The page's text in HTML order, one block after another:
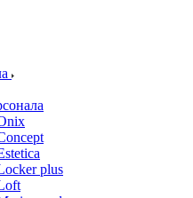
plus